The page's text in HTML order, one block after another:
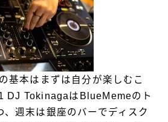
基本はまずは自分が楽しむこ
DJ TokinagaはBlueMemeのト
、週末は銀座のバーでディスク